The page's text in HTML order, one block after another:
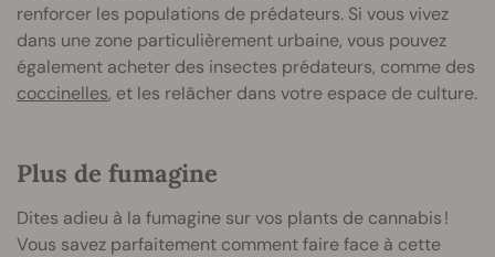
renforcer les populations de prédateurs. Si vous vivez
dans une zone particulièrement urbaine, vous pouvez
également acheter des insectes prédateurs, comme des
coccinelles, et les relâcher dans votre espace de culture.
Plus de fumagine
Dites adieu à la fumagine sur vos plants de cannabis !
Vous savez parfaitement comment faire face à cette